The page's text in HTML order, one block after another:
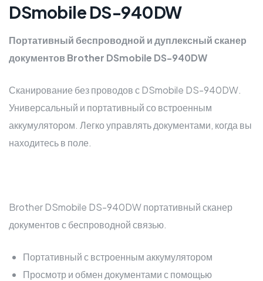
DSmobile DS-940DW
Портативный беспроводной и дуплексный сканер
документов Brother DSmobile DS-940DW
Сканирование без проводов с DSmobile DS-940DW.
Универсальный и портативный со встроенным
аккумулятором. Легко управлять документами, когда вы
находитесь в поле.
Brother DSmobile DS-940DW портативный сканер
документов с беспроводной связью.
Портативный с встроенным аккумулятором
Просмотр и обмен документами с помощью